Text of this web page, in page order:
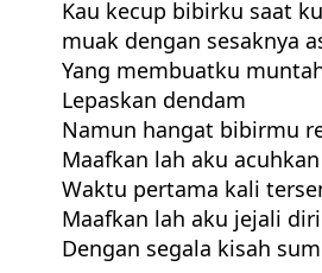
Kau kecup bibirku saat
muak dengan sesaknya
Yang membuatku
Lepaskan dendam
Namun hangat bibirmu
Maafkan lah aku
Waktu pertama kali
Maafkan lah aku jejali
Dengan segala kisah